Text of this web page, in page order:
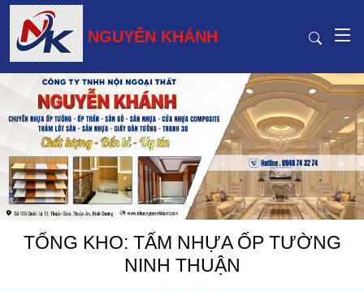
NGUYỄN KHÁNH
TỔNG KHO: TẤM NHỰA ỐP TƯỜNG
NINH THUẬN